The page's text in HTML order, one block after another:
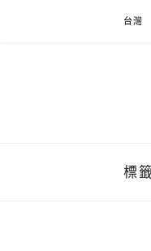
台灣
標